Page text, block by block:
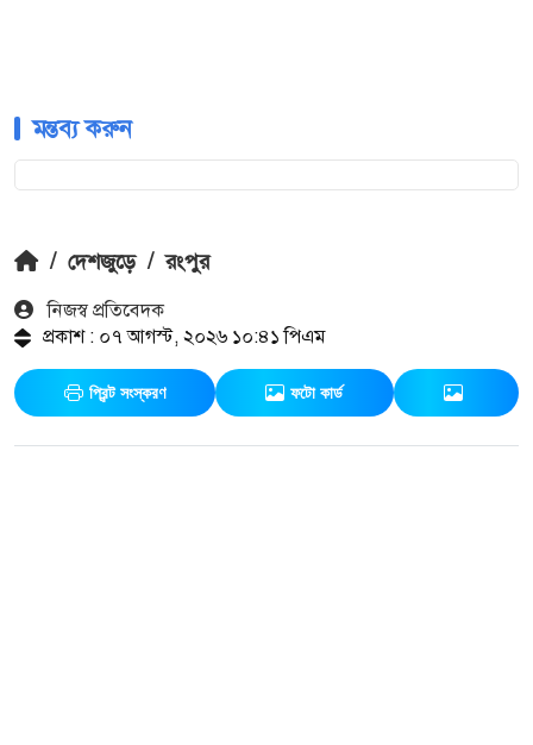
মন্তব্য করুন
/ দেশজুড়ে / রংপুর
নিজস্ব প্রতিবেদক
প্রকাশ : ০৭ আগস্ট, ২০২৬ ১০:৪১ পিএম
প্রিন্ট সংস্করণ ফটো কার্ড